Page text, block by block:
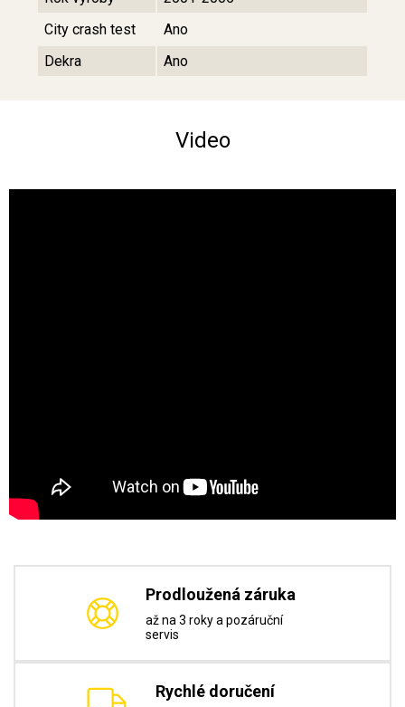
City crash test
Ano
Dekra
Ano
Video
Prodloužená záruka
až na 3 roky a pozáruční
servis
Rychlé doručení